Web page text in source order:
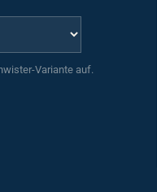
Variante auf.